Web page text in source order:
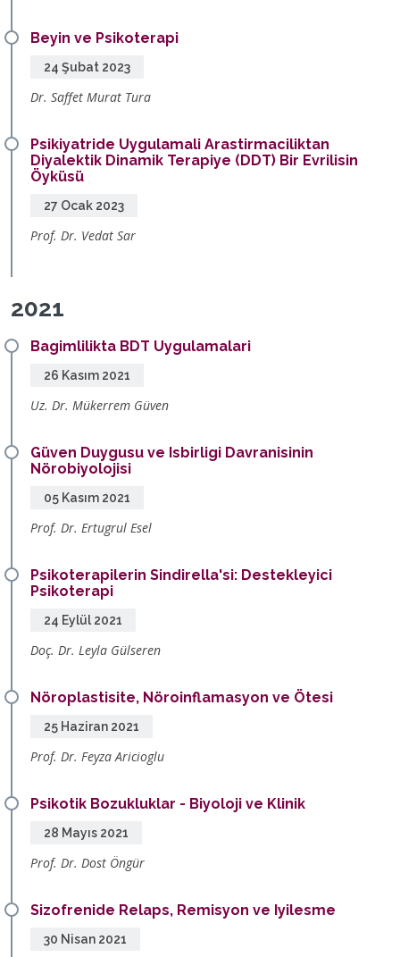
Beyin ve Psikoterapi
24 Şubat 2023
Dr. Saffet Murat Tura
Psikiyatride Uygulamali Arastirmaciliktan
Diyalektik Dinamik Terapiye (DDT) Bir Evrilisin
Öyküsü
27 Ocak 2023
Prof. Dr. Vedat Sar
2021
Bagimlilikta BDT Uygulamalari
26 Kasım 2021
Uz. Dr. Mükerrem Güven
Güven Duygusu ve Isbirligi Davranisinin
Nörobiyolojisi
05 Kasım 2021
Prof. Dr. Ertugrul Esel
Psikoterapilerin Sindirella'si: Destekleyici
Psikoterapi
24 Eylül 2021
Doç. Dr. Leyla Gülseren
Nöroplastisite, Nöroinflamasyon ve Ötesi
25 Haziran 2021
Prof. Dr. Feyza Aricioglu
Psikotik Bozukluklar - Biyoloji ve Klinik
28 Mayıs 2021
Prof. Dr. Dost Öngür
Sizofrenide Relaps, Remisyon ve Iyilesme
30 Nisan 2021